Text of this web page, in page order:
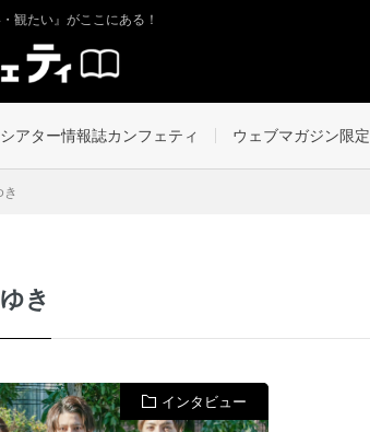
観たい』がここにある！
シアター情報誌カンフェティ ウェブマガジン限定
き
インタビュー